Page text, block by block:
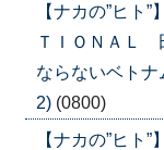
【ナカの”ヒ
ＴＩＯＮＡＬ
ならないベト
2) (0800)
【ナカの”ヒ